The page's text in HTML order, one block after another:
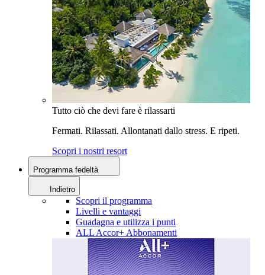
Tutto ciò che devi fare è rilassarti
Fermati. Rilassati. Allontanati dallo stress. E ripeti.
Scopri i nostri resort
Programma fedeltà
Indietro
Scopri il programma
Livelli e vantaggi
Guadagna e utilizza i punti
ALL Accor+ Abbonamenti